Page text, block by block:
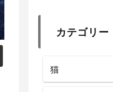
カテゴリー
猫